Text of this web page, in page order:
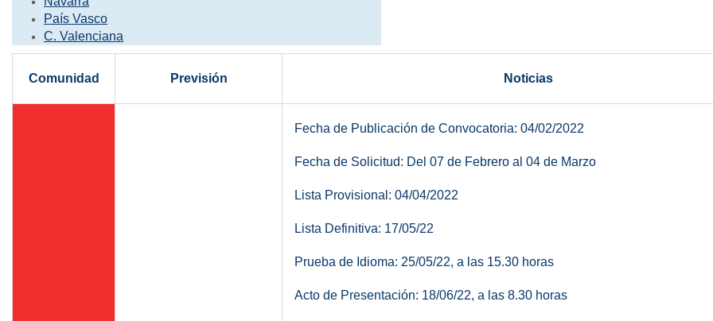
Máster Universitario en Necesidades Educativas Especiales y
País Vasco
C. Valenciana
Comunidad Previsión Noticias
Fecha de Publicación de Convocatoria: 04/02/2022
Fecha de Solicitud: Del 07 de Febrero al 04 de Marzo
Lista Provisional: 04/04/2022
Lista Definitiva: 17/05/22
Prueba de Idioma: 25/05/22, a las 15.30 horas
Acto de Presentación: 18/06/22, a las 8.30 horas